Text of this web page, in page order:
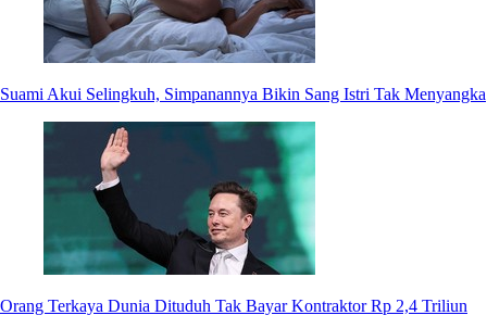
Suami Akui Selingkuh, Simpanannya Bikin Sang Istri Tak Menyangka
Orang Terkaya Dunia Dituduh Tak Bayar Kontraktor Rp 2,4 Triliun